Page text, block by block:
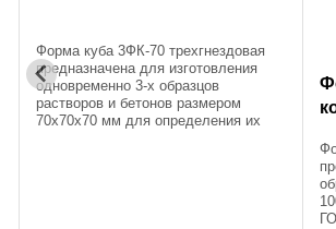
Форма куба 3ФК-70 трехгнездовая
предназначена для изготовления
одновременно 3-х образцов
растворов и бетонов размером
70х70х70 мм для определения их